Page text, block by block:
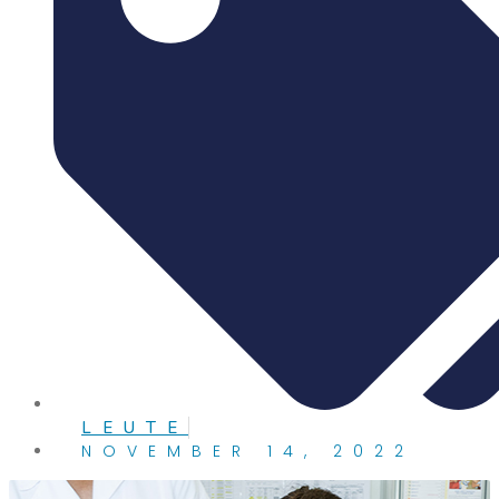
LEUTE
NOVEMBER 14, 2022